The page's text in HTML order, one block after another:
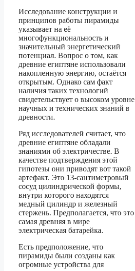
Исследование конструкции и
принципов работы пирамиды
указывает на её
многофункциональность и
значительный энергетический
потенциал. Вопрос о том, как
древние египтяне использовали
накопленную энергию, остаётся
открытым. Однако сам факт
наличия таких технологий
свидетельствует о высоком уровне
научных и технических знаний в
древности.
Ряд исследователей считает, что
древние египтяне обладали
знаниями об электричестве. В
качестве подтверждения этой
гипотезы они приводят вот такой
артефакт. Это 13-сантиметровый
сосуд цилиндрической формы,
внутри которого находятся
медный цилиндр и железный
стержень. Предполагается, что это
самая древняя в мире
электрическая батарейка.
Есть предположение, что
пирамиды были созданы как
огромные устройства для